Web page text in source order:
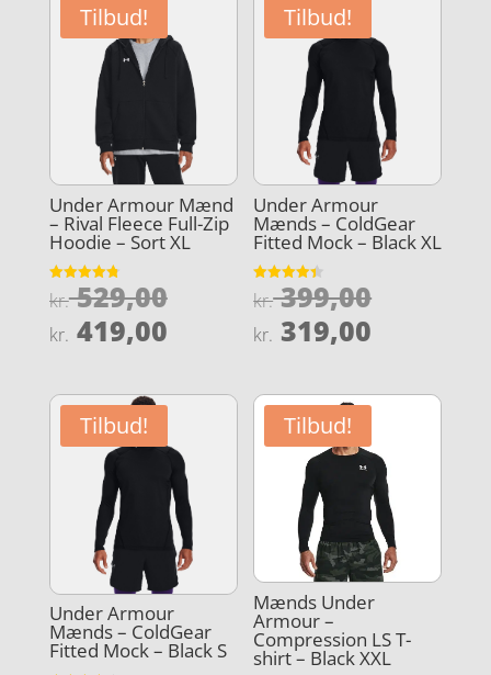
Tilbud!
Under Armour Mænd
– Rival Fleece Full-Zip
Hoodie – Sort XL
Vurderet
4.8
kr.529,00Den
oprindelige
kr. 529,00.
kr. 419,00Den
pris
er:
kr. 419,00.
Tilbud!
Under Armour
Mænds – ColdGear
Fitted Mock – Black XL
Vurderet
4.4
kr.399,00Den
kr.
kr. 319,00
pris
er:
kr.
Tilbud!
Under Armour
Mænds – ColdGear
Fitted Mock – Black S
Tilbud!
Mænds Under
Armour –
Compression LS T-
shirt – Black XXL